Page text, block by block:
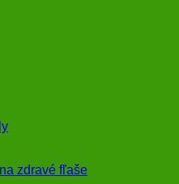
zdravé fľaše